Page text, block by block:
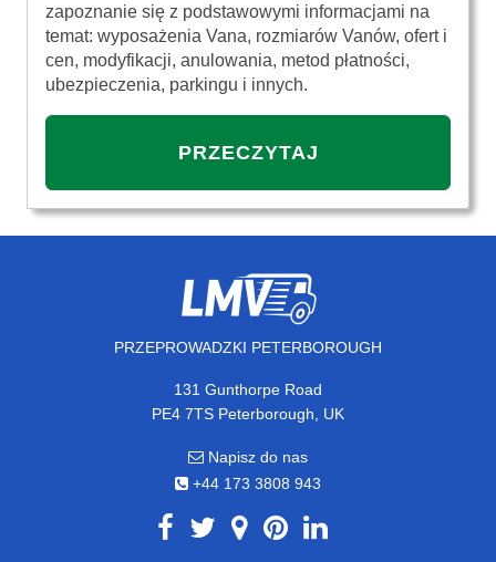
zapoznanie się z podstawowymi informacjami na
temat: wyposażenia Vana, rozmiarów Vanów, ofert i
cen, modyfikacji, anulowania, metod płatności,
ubezpieczenia, parkingu i innych.
PRZECZYTAJ
PRZEPROWADZKI PETERBOROUGH
131 Gunthorpe Road
PE4 7TS Peterborough, UK
Napisz do nas
+44 173 3808 943